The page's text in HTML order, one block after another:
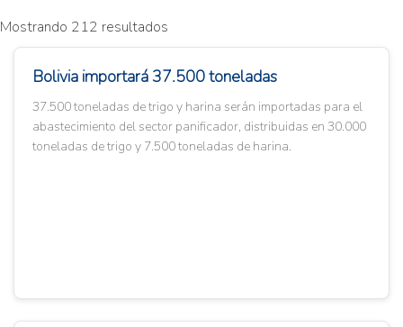
Mostrando 212 resultados
Bolivia importará 37.500 toneladas
37.500 toneladas de trigo y harina serán importadas para el
abastecimiento del sector panificador, distribuidas en 30.000
toneladas de trigo y 7.500 toneladas de harina.